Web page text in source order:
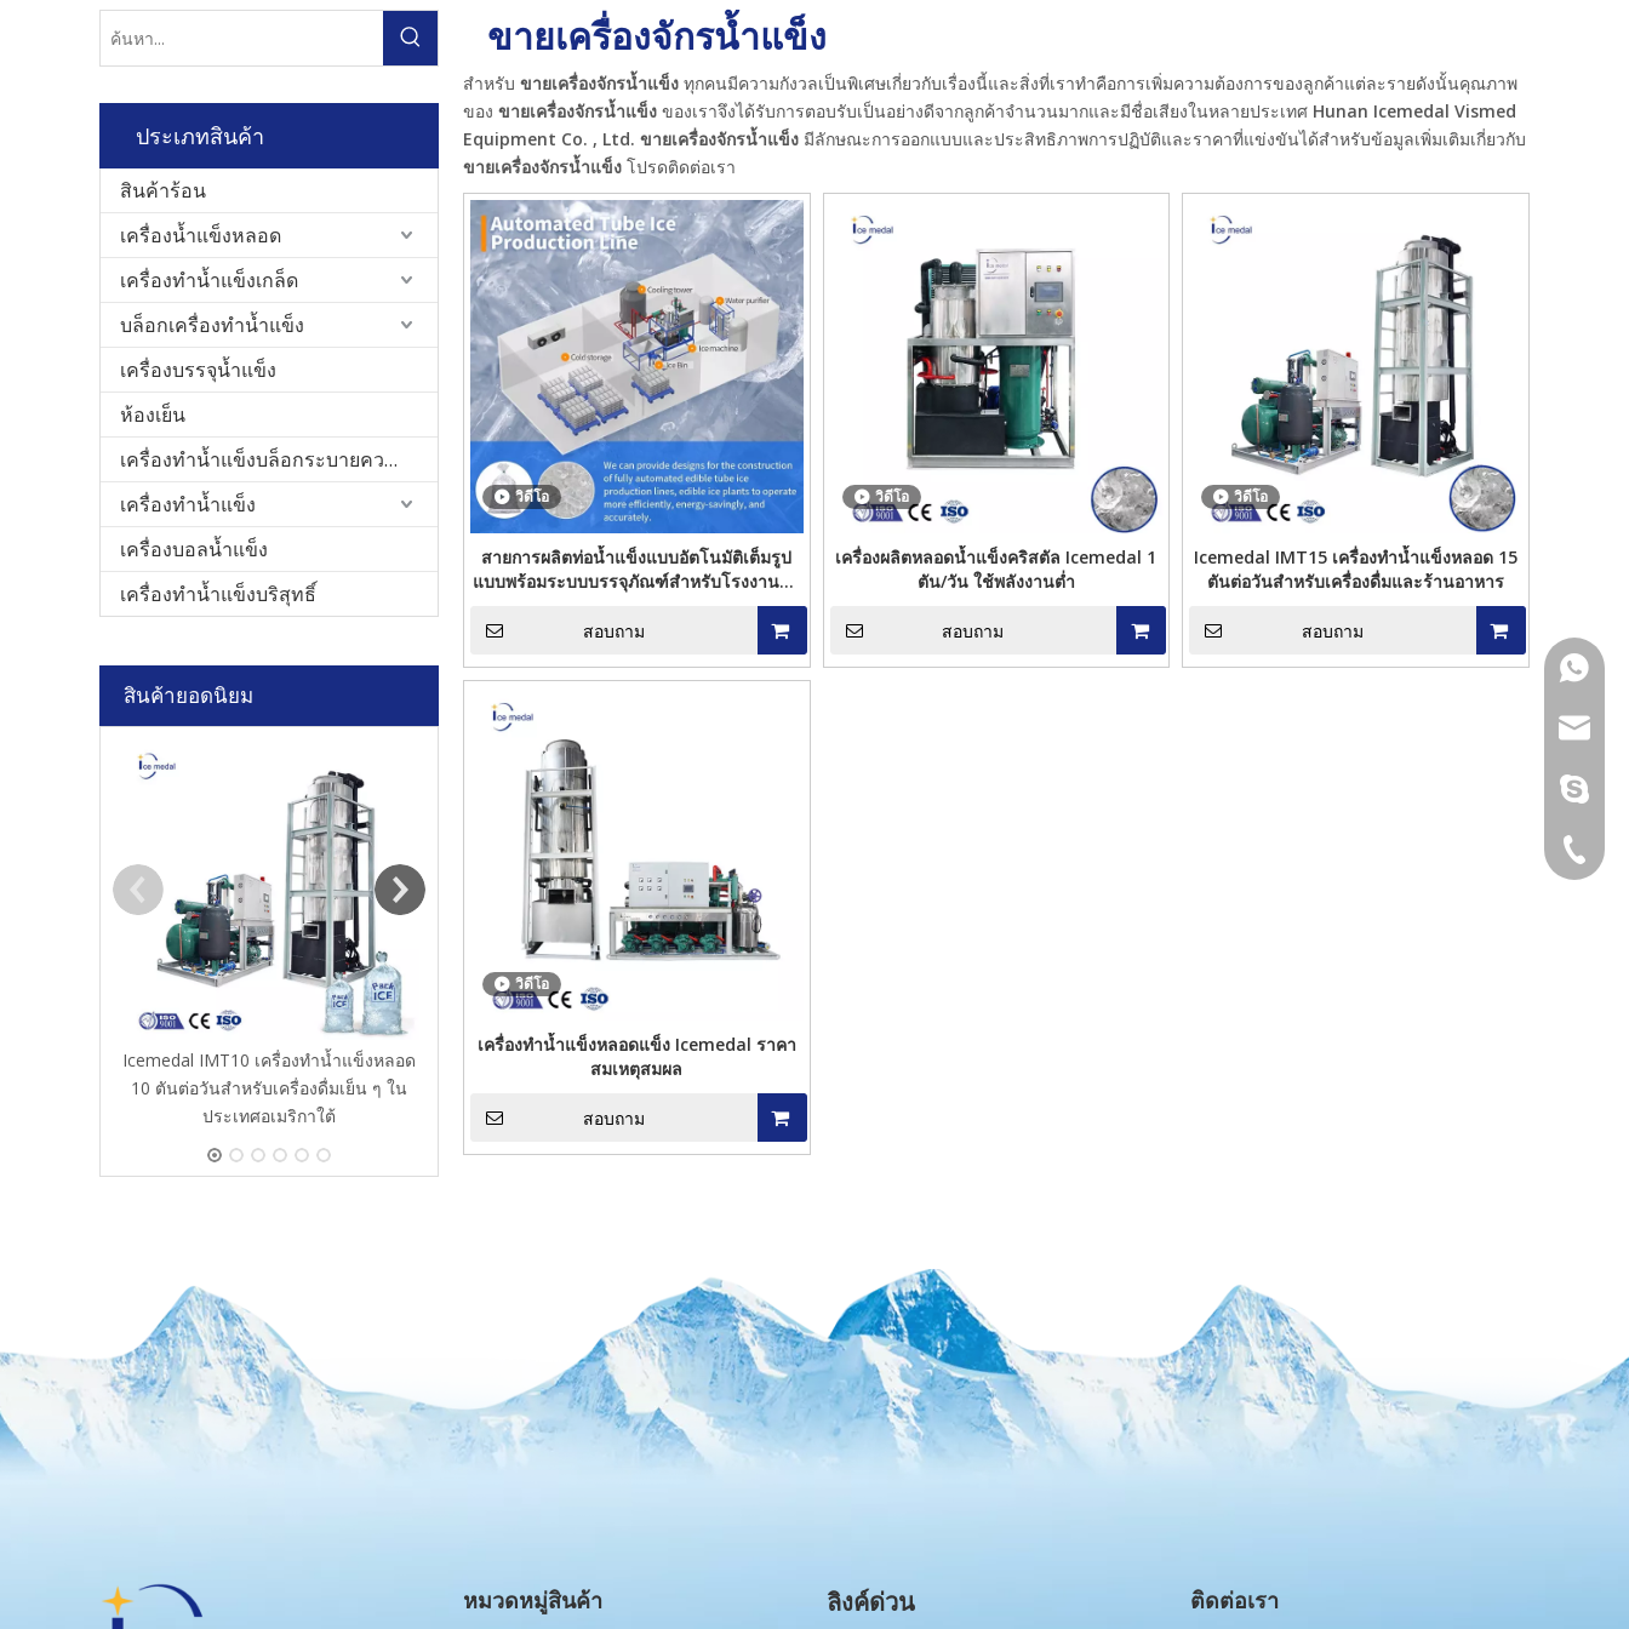
ประเภทสินค้า
สินค้าร้อน
เครื่องน้ำแข็งหลอด
เครื่องทำน้ำแข็งเกล็ด
บล็อกเครื่องทำน้ำแข็ง
เครื่องบรรจุน้ำแข็ง
ห้องเย็น
เครื่องทำน้ำแข็งบล็อกระบายความร้อนโดยตรง
เครื่องทำน้ำแข็ง
เครื่องบอลน้ำแข็ง
เครื่องทำน้ำแข็งบริสุทธิ์
สินค้ายอดนิยม
Icemedal IMT10 เครื่องทำน้ำแข็งหลอด
10 ตันต่อวันสำหรับเครื่องดื่มเย็น ๆ ใน
ประเทศอเมริกาใต้
Icemedal 5 Tons Industrial Crystal Ice
Cube Making Machine
Container ห้องเย็นคอนเทนเน
ขายเครื่องจักรน้ำแข็ง
สำหรับ ขายเครื่องจักรน้ำแข็ง ทุกคนมีความกังวลเป็นพิเศษเกี่ยวกับเรื่องนี้และสิ่งที่เราทำคือการเพิ่มความต้องการของลูกค้าแต่ละรายดังนั้นคุณภาพ
ของ ขายเครื่องจักรน้ำแข็ง ของเราจึงได้รับการตอบรับเป็นอย่างดีจากลูกค้าจำนวนมากและมีชื่อเสียงในหลายประเทศ Hunan Icemedal Vismed
Equipment Co. , Ltd. ขายเครื่องจักรน้ำแข็ง มีลักษณะการออกแบบและประสิทธิภาพการปฏิบัติและราคาที่แข่งขันได้สำหรับข้อมูลเพิ่มเติมเกี่ยวกับ
ขายเครื่องจักรน้ำแข็ง โปรดติดต่อเรา
วิดีโอ
สายการผลิตท่อน้ำแข็งแบบอัตโนมัติเต็มรูป
แบบพร้อมระบบบรรจุภัณฑ์สำหรับโรงงานน้ำ
สอบถาม
วิดีโอ
เครื่องผลิตหลอดน้ำแข็งคริสตัล Icemedal 1
ตัน/วัน ใช้พลังงานต่ำ
สอบถาม
วิดีโอ
Icemedal IMT15 เครื่องทำน้ำแข็งหลอด 15
ตันต่อวันสำหรับเครื่องดื่มและร้านอาหาร
สอบถาม
วิดีโอ
เครื่องทำน้ำแข็งหลอดแข็ง Icemedal ราคา
สมเหตุสมผล
สอบถาม
หมวดหมู่สินค้า ลิงค์ด่วน ติดต่อเรา
+86
+86